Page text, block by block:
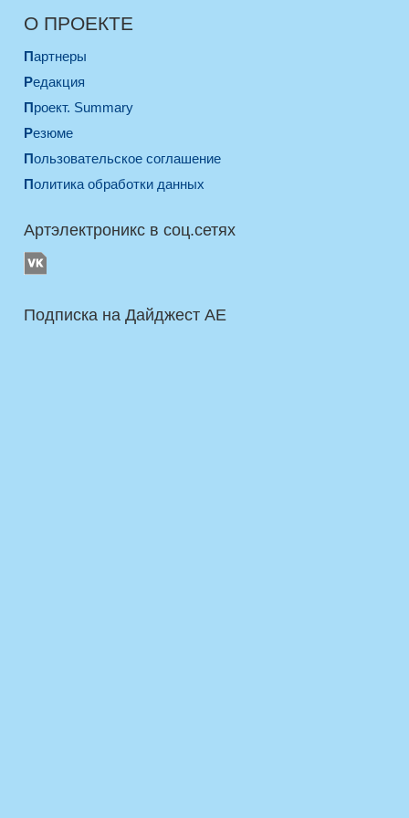
О ПРОЕКТЕ
Партнеры
Редакция
Проект. Summary
Резюме
Пользовательское соглашение
Политика обработки данных
Артэлектроникс в соц.сетях
Подписка на Дайджест AE